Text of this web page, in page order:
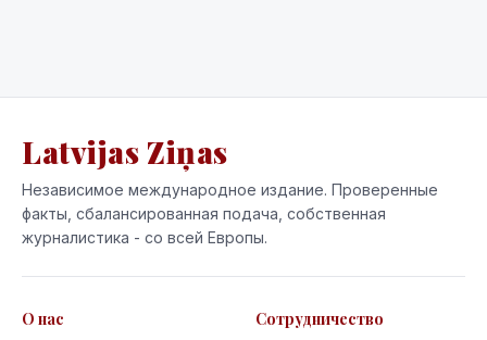
Latvijas Ziņas
Независимое международное издание. Проверенные
факты, сбалансированная подача, собственная
журналистика - со всей Европы.
О нас Сотрудничество